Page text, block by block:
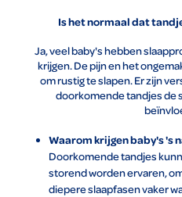
Is het normaal dat
Ja, veel baby's hebben
krijgen. De pijn en het
om rustig te slapen. Er zijn
doorkomende tandjes de
Waarom krijgen baby's 's
Doorkomende tandjes
storend worden ervaren,
diepere slaapfasen vaker